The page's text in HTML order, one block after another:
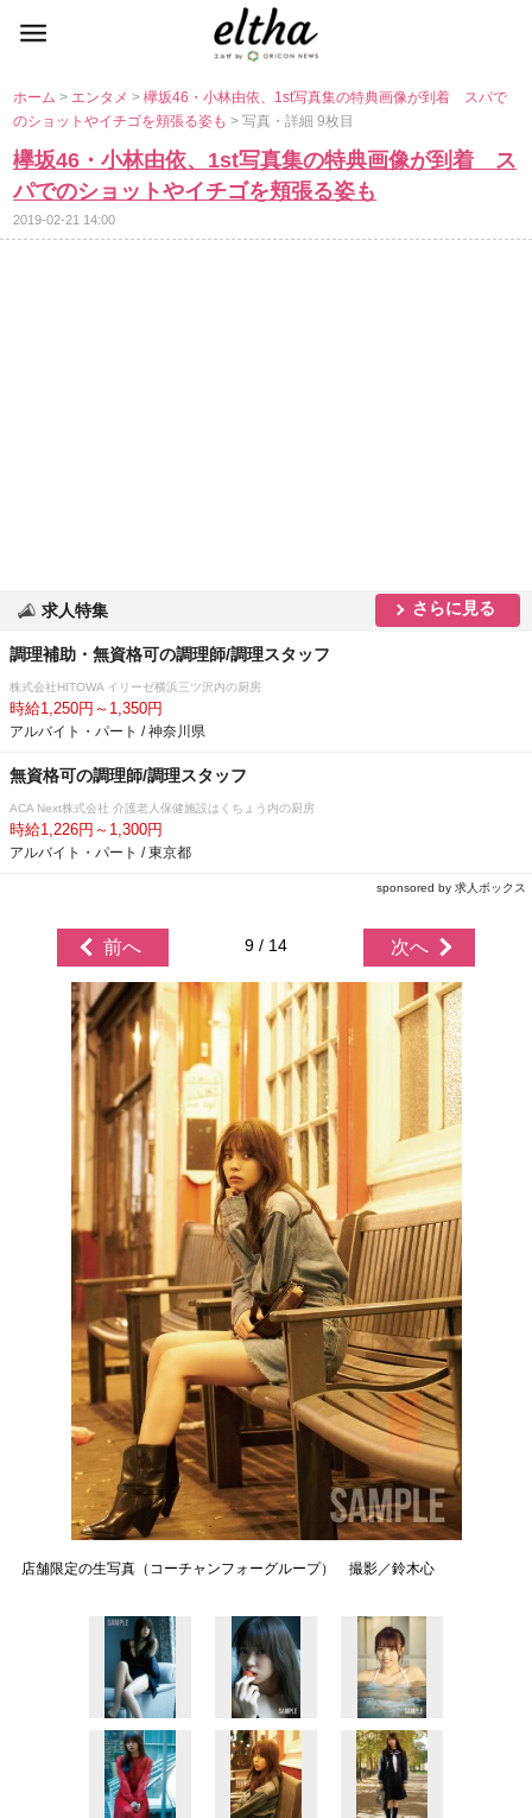
ホーム> エンタメ>欅坂46・小林由依、1st写真集の特典画像が到着 スパで
のショットやイチゴを頬張る姿も> 写真・詳細 9枚目
欅坂46・小林由依、1st写真集の特典画像が到着 ス
パでのショットやイチゴを頬張る姿も
2019-02-21 14:00
求人特集 さらに見る
調理補助・無資格可の調理師/調理スタッフ
株式会社HITOWA イリーゼ横浜三ツ沢内の厨房
時給1,250円～1,350円
アルバイト・パート / 神奈川県
無資格可の調理師/調理スタッフ
ACA Next株式会社 介護老人保健施設はくちょう内の厨房
時給1,226円～1,300円
アルバイト・パート / 東京都
sponsored by 求人ボックス
前へ 9 / 14 次へ
店舗限定の生写真（コーチャンフォーグループ） 撮影／鈴木心